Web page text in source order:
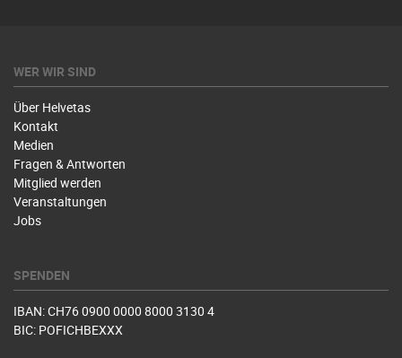
WER WIR SIND
Über Helvetas
Kontakt
Medien
Fragen & Antworten
Mitglied werden
Veranstaltungen
Jobs
SPENDEN
IBAN: CH76 0900 0000 8000 3130 4
BIC: POFICHBEXXX